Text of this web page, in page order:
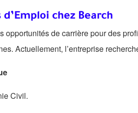
chez Bearch
opportunités de carrière pour des
Actuellement, l’entreprise
Civil.